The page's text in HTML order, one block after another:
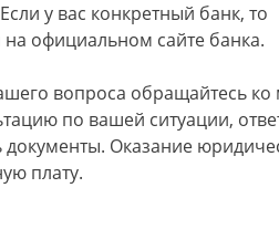
у вас конкретный банк, то
официальном сайте банка.
вопроса обращайтесь ко
по вашей ситуации,
Оказание
плату.